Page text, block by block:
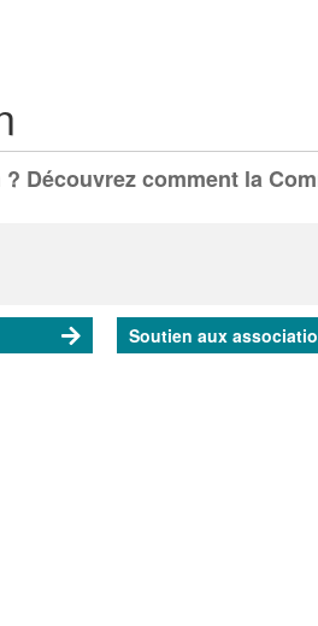
Découvrez comment la
Soutien aux